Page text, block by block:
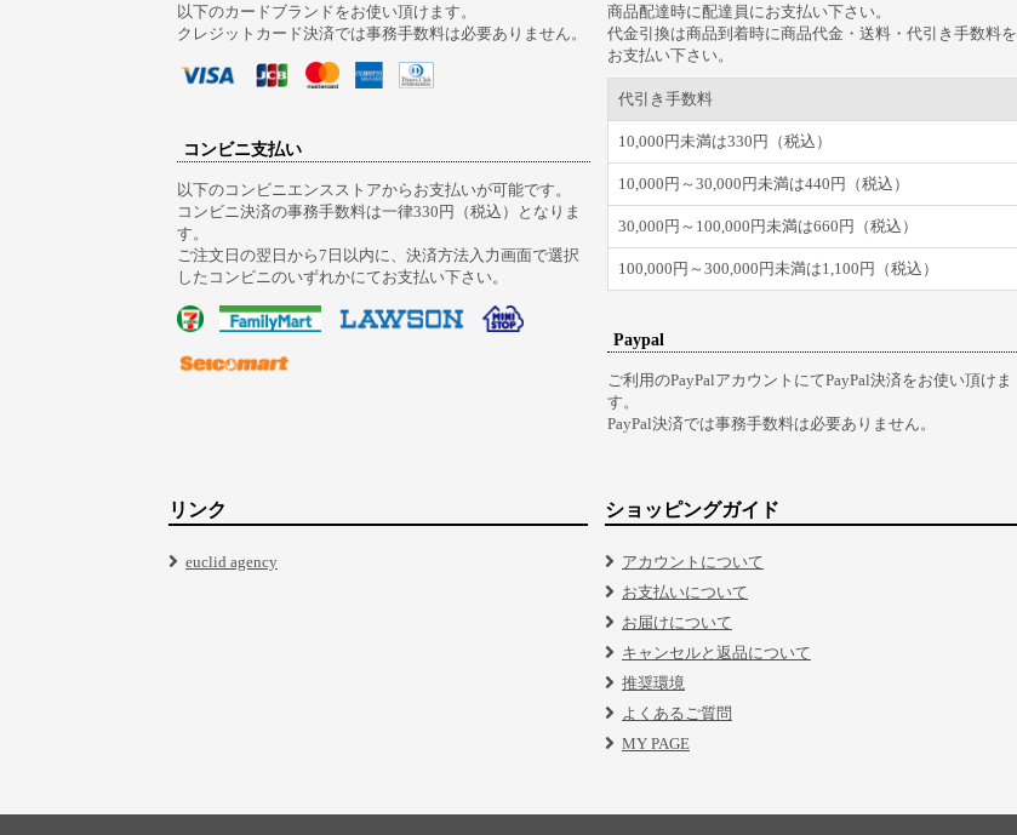
以下のカードブランドをお使い頂けます。
クレジットカード決済では事務手数料は必要ありません。
コンビニ支払い
以下のコンビニエンスストアからお支払いが可能です。
コンビニ決済の事務手数料は一律330円（税込）となりま
す。
ご注文日の翌日から7日以内に、決済方法入力画面で選択
したコンビニのいずれかにてお支払い下さい。
商品配達時に配達員にお支払い下さい。
代金引換は商品到着時に商品代金・送料・代引き手数料を
お支払い下さい。
代引き手数料
10,000円未満は330円（税込）
10,000円～30,000円未満は440円（税込）
30,000円～100,000円未満は660円（税込）
100,000円～300,000円未満は1,100円（税込）
Paypal
ご利用のPayPalアカウントにてPayPal決済をお使い頂けま
す。
PayPal決済では事務手数料は必要ありません。
リンク
euclid agency
ショッピングガイド
アカウントについて
お支払いについて
お届けについて
キャンセルと返品について
推奨環境
よくあるご質問
MY PAGE